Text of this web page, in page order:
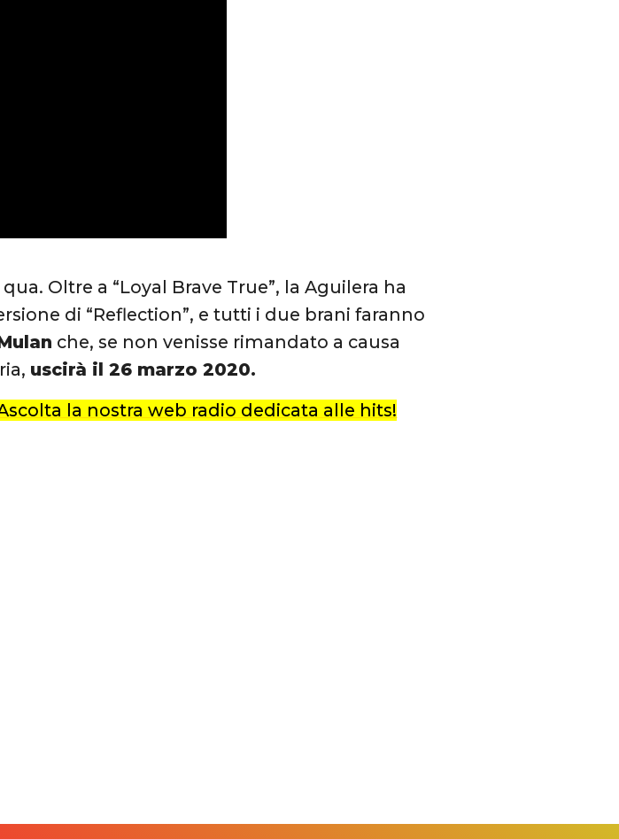
Oltre a “Loyal Brave True”, la Aguilera ha
di “Reflection”, e tutti i due brani faranno
che, se non venisse rimandato a causa
uscirà il 26 marzo 2020.
la nostra web radio dedicata alle hits!